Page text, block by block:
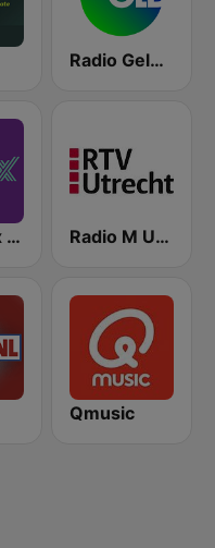
Radio Gelderland
NPO Funx NL Radio M Utrecht
Qmusic